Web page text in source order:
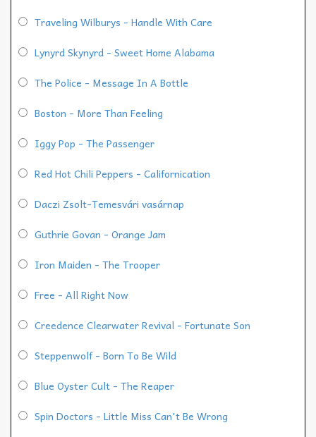
Traveling Wilburys - Handle With Care
Lynyrd Skynyrd - Sweet Home Alabama
The Police - Message In A Bottle
Boston - More Than Feeling
Iggy Pop - The Passenger
Red Hot Chili Peppers - Californication
Daczi Zsolt-Temesvári vasárnap
Guthrie Govan - Orange Jam
Iron Maiden - The Trooper
Free - All Right Now
Creedence Clearwater Revival - Fortunate Son
Steppenwolf - Born To Be Wild
Blue Oyster Cult - The Reaper
Spin Doctors - Little Miss Can't Be Wrong